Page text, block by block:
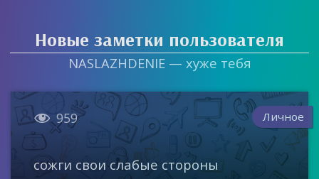
Новые заметки пользователя
NASLAZHDENIE — хуже тебя
 959 Личное
сожги свои слабые стороны